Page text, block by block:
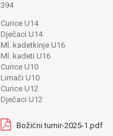
394
Curice U14
Dječaci U14
Ml. kadetkinje U16
Ml. kadeti U16
Curice U10
Limači U10
Curice U12
Dječaci U12
Božićni turnir-2025-1.pdf